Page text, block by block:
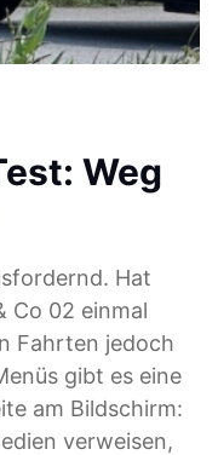
Weg
Hat
Co 02 einmal
Fahrten jedoch
gibt es eine
am Bildschirm:
verweisen,